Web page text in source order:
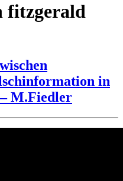
fitzgerald
in
M.Fiedler